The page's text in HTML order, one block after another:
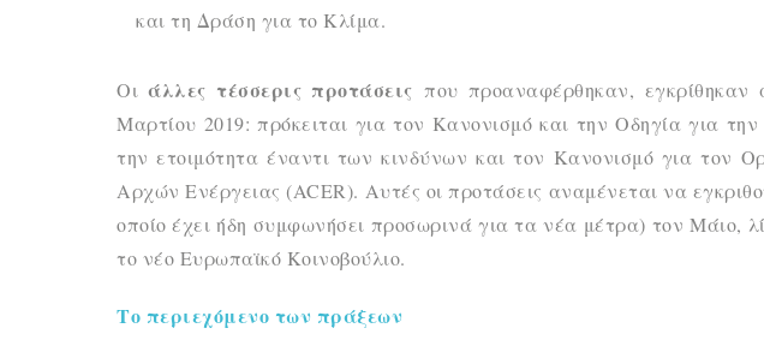
και τη Δράση για το Κλίμα.
Οιάλλες τέσσερις προτάσειςπου προαναφέρθηκαν, εγκρίθηκαν
Μαρτίου 2019: πρόκειται για τον Κανονισμό και την Οδηγία για
την ετοιμότητα έναντι των κινδύνων και τον Κανονισμό για τον
Αρχών Ενέργειας (ACER). Αυτές οι προτάσεις αναμένεται να
οποίο έχει ήδη συμφωνήσει προσωρινά για τα νέα μέτρα) τον Μάιο,
το νέο Ευρωπαϊκό Κοινοβούλιο.
Το περιεχόμενο των πράξεων